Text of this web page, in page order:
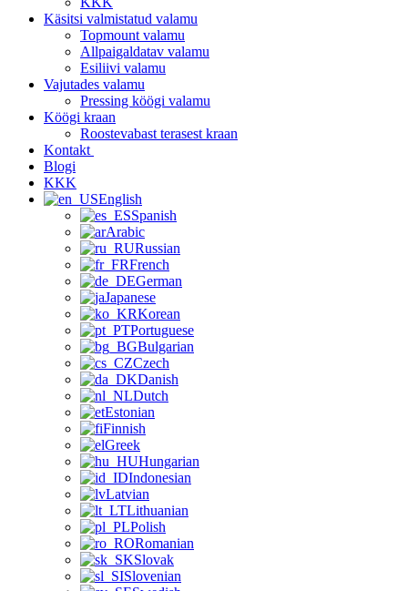
Käsitsi valmistatud valamu
Topmount valamu
Allpaigaldatav valamu
Esiliivi valamu
Vajutades valamu
Pressing köögi valamu
Köögi kraan
Roostevabast terasest kraan
Kontakt
Blogi
KKK
English
Spanish
Arabic
Russian
French
German
Japanese
Korean
Portuguese
Bulgarian
Czech
Danish
Dutch
Estonian
Finnish
Greek
Hungarian
Indonesian
Latvian
Lithuanian
Polish
Romanian
Slovak
Slovenian